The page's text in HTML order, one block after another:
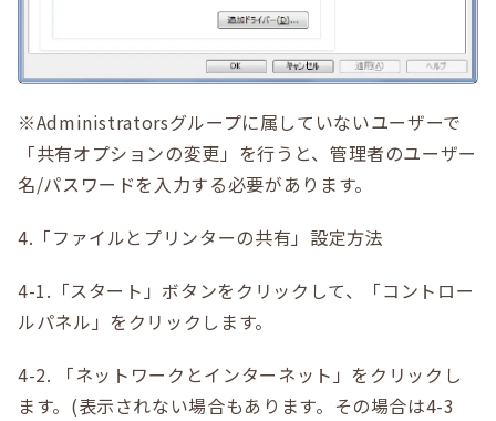
※Administratorsグループに属していないユーザーで
「共有オプションの変更」を行うと、管理者のユーザー
名/パスワードを入力する必要があります。
4.「ファイルとプリンターの共有」設定方法
4-1.「スタート」ボタンをクリックして、「コントロー
ルパネル」をクリックします。
4-2. 「ネットワークとインターネット」をクリックし
ます。(表示されない場合もあります。その場合は4-3